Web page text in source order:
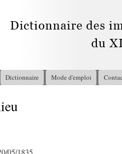
Dictionnaire Mode d'emploi